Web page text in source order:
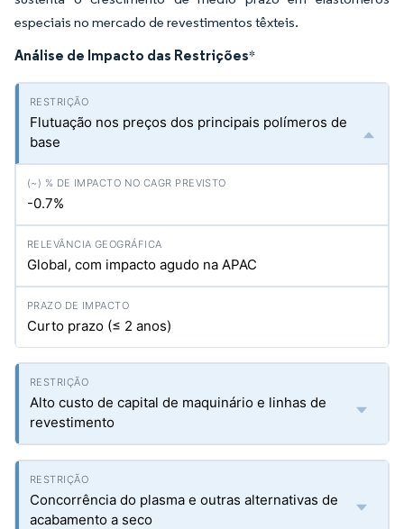
especiais no mercado de revestimentos têxteis.
Análise de Impacto das Restrições*
Flutuação nos preços dos principais polímeros de
base
-0.7%
Global, com impacto agudo na APAC
Curto prazo (≤ 2 anos)
Alto custo de capital de maquinário e linhas de
revestimento
Concorrência do plasma e outras alternativas de
acabamento a seco